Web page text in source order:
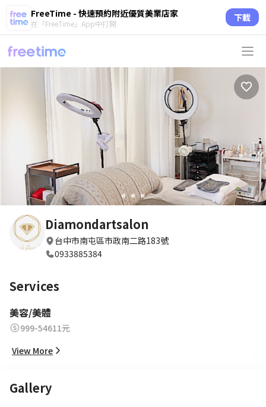
FreeTime - 快速預約附近優質美業店家
在「FreeTime」App中打開 下載
circle circle circle
Diamondartsalon
台中市南屯區市政南二路183號
0933885384
Services
美容/美體
999-54611元
View More
Gallery